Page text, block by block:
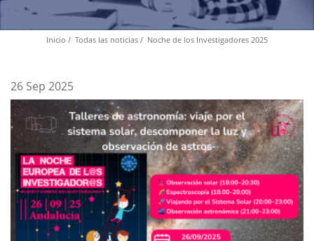
navegación
Inicio Todas las noticias Noche de los Investigadores 2025
26 Sep 2025